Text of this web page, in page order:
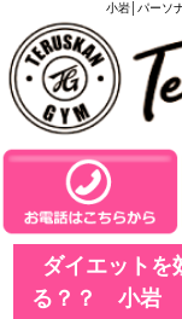
小岩│パーソ
ダイエットを
る？？ 小岩